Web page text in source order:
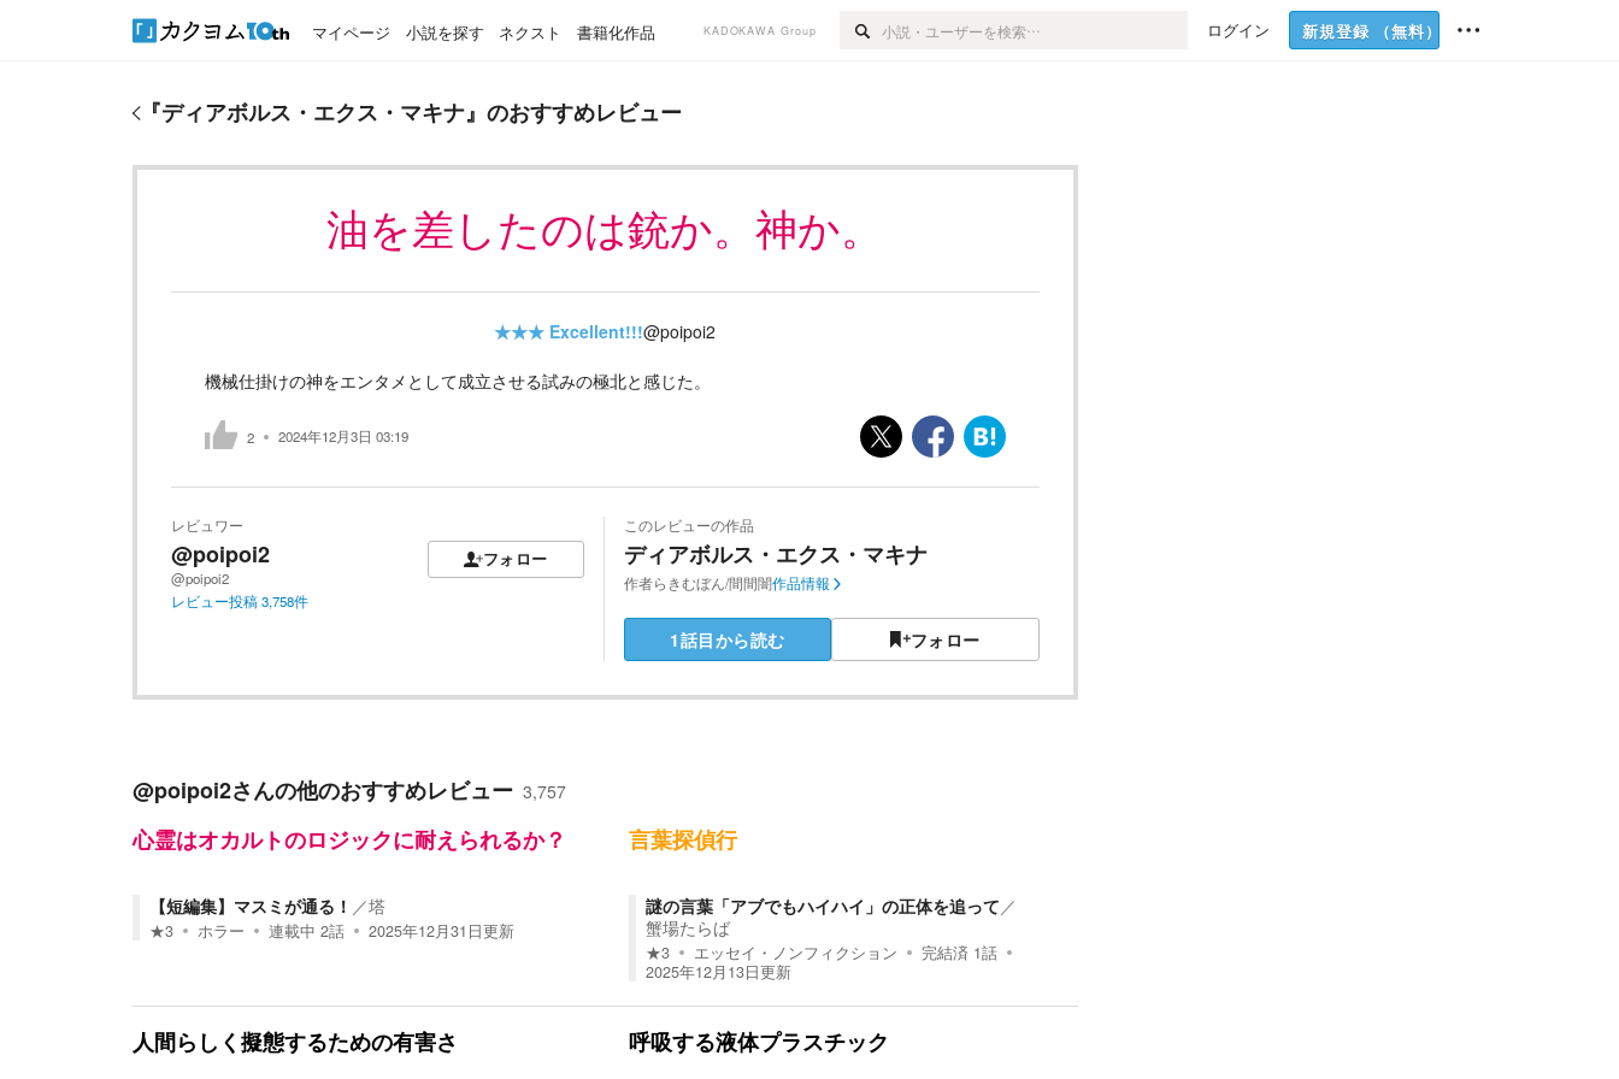
マイページ 小説を探す ネクスト 書籍化作品 KADOKAWA Group ログイン 新規登録 （無料）
『ディアボルス・エクス・マキナ』のおすすめレビュー
油を差したのは銃か。神か。
★★★ Excellent!!!@poipoi2
機械仕掛けの神をエンタメとして成立させる試みの極北と感じた。
2 2024年12月3日 03:19
レビュワー
@poipoi2
@poipoi2
フォロー
レビュー投稿3,758件
このレビューの作品
ディアボルス・エクス・マキナ
作者らきむぼん/間間闇作品情報
1話目から読む フォロー
@poipoi2さんの他のおすすめレビュー 3,757
心霊はオカルトのロジックに耐えられるか？
【短編集】マスミが通る！ ／塔
★3 ホラー 連載中 2話 2025年12月31日更新
言葉探偵行
謎の言葉「アブでもハイハイ」の正体を追って／
蟹場たらば
★3 エッセイ・ノンフィクション 完結済 1話
2025年12月13日更新
人間らしく擬態するための有害さ 呼吸する液体プラスチック